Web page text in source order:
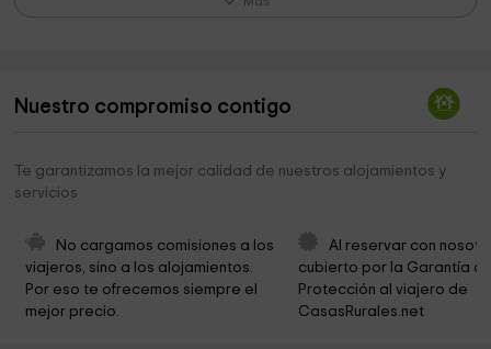
Navas de sobremonte 3,4 km
Iglesia de San Andrés
Santa Maria La Real (Las Henestrosas de las
Quintanillas)
Iglesia de San Martín de Tours 4,4 km
Nuestro compromiso contigo
Te garantizamos la mejor calidad de nuestros alojamientos y
servicios
No cargamos comisiones a los
viajeros, sino a los alojamientos.
Por eso te ofrecemos siempre el
mejor precio.
Al reservar con
cubierto por la Garantía
Protección al viajero de
CasasRurales.net